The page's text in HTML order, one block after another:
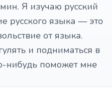
Я изучаю русский
русского языка — это
от языка.
и подниматься в
нибудь поможет мне